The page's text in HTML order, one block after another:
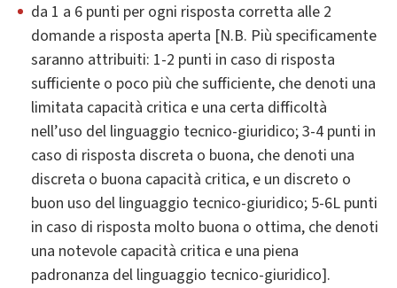
da 1 a 6 punti per ogni risposta corretta alle 2
domande a risposta aperta [N.B. Più specificamente
saranno attribuiti: 1-2 punti in caso di risposta
sufficiente o poco più che sufficiente, che denoti una
limitata capacità critica e una certa difficoltà
nell’uso del linguaggio tecnico-giuridico; 3-4 punti in
caso di risposta discreta o buona, che denoti una
discreta o buona capacità critica, e un discreto o
buon uso del linguaggio tecnico-giuridico; 5-6L punti
in caso di risposta molto buona o ottima, che denoti
una notevole capacità critica e una piena
padronanza del linguaggio tecnico-giuridico].